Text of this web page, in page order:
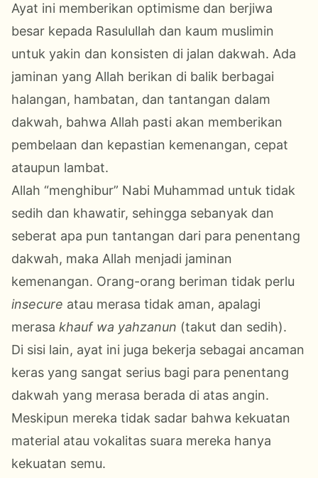
Ayat ini memberikan optimisme dan berjiwa
besar kepada Rasulullah dan kaum muslimin
untuk yakin dan konsisten di jalan dakwah. Ada
jaminan yang Allah berikan di balik berbagai
halangan, hambatan, dan tantangan dalam
dakwah, bahwa Allah pasti akan memberikan
pembelaan dan kepastian kemenangan, cepat
ataupun lambat.
Allah “menghibur” Nabi Muhammad untuk tidak
sedih dan khawatir, sehingga sebanyak dan
seberat apa pun tantangan dari para penentang
dakwah, maka Allah menjadi jaminan
kemenangan. Orang-orang beriman tidak perlu
insecure atau merasa tidak aman, apalagi
merasa khauf wa yahzanun (takut dan sedih).
Di sisi lain, ayat ini juga bekerja sebagai ancaman
keras yang sangat serius bagi para penentang
dakwah yang merasa berada di atas angin.
Meskipun mereka tidak sadar bahwa kekuatan
material atau vokalitas suara mereka hanya
kekuatan semu.